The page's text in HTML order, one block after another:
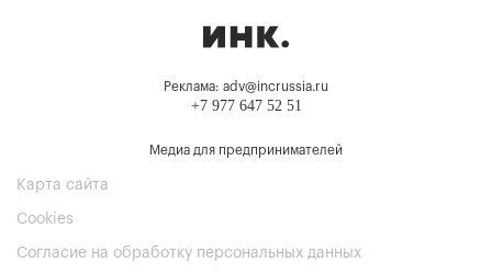
Реклама: adv@incrussia.ru
+7 977 647 52 51
Медиа для предпринимателей
Карта сайта
Cookies
Согласие на обработку персональных данных